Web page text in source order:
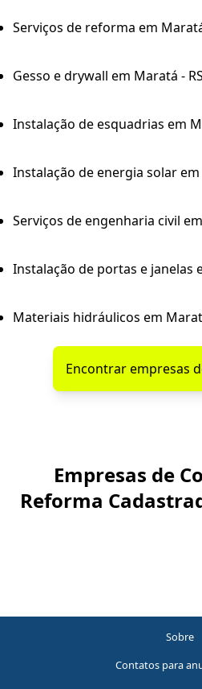
Serviços de reforma em
Gesso e drywall em Maratá - RS
Instalação de esquadrias em
Instalação de energia solar em
Serviços de engenharia civil
Instalação de portas e janelas
Materiais hidráulicos em
Encontrar empresas
Empresas de
Reforma
Sobre
Contatos para